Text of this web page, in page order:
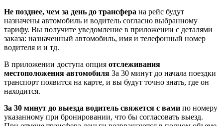
Не позднее, чем за день до трансфера на рейс будут
назначены автомобиль и водитель согласно выбранному
тарифу. Вы получите уведомление в приложении c деталями
заказа: назначенный автомобиль, имя и телефонный номер
водителя и и тд.
В приложении доступа опция отслеживания
местоположения автомобиля За 30 минут до начала поездки
транспорт появится на карте, и вы будут точно знать, где он
находится.
За 30 минут до выезда водитель свяжется с вами по номеру
указанному при бронировании, что бы согласовать выезд.